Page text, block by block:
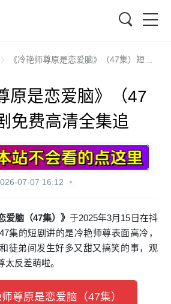
《冷艳师尊原是恋爱脑》（47集）短剧免费高清全集追
原是恋爱脑》（47
免费高清全集追
07-07 16:12
爱脑（47集）》于2025年3月15日在抖
集的短剧讲的是冷艳师尊表面高冷，
徒弟间发生好多又甜又搞笑的事，观
反差萌啦。
尊原是恋爱脑（47集）